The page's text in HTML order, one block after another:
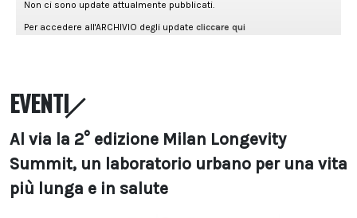
EVENTI
Al via la 2° edizione Milan Longevity
Summit, un laboratorio urbano per una vita
più lunga e in salute